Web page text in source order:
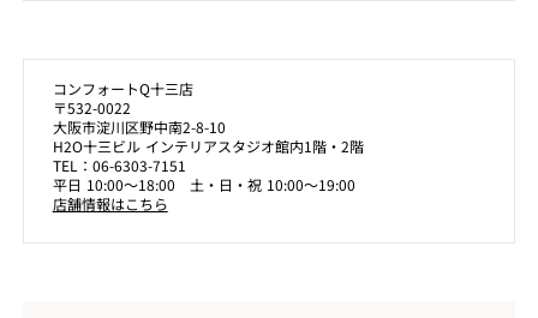
コンフォートQ十三店
〒532-0022
大阪市淀川区野中南2-8-10
H2O十三ビル インテリアスタジオ館内1階・2階
TEL：06-6303-7151
平日 10:00～18:00 土・日・祝 10:00～19:00
店舗情報はこちら